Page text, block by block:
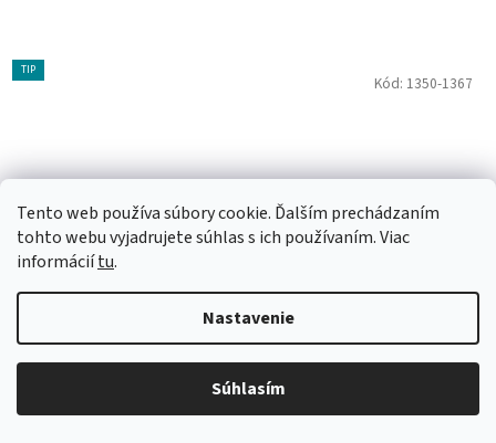
Tento web používa súbory cookie. Ďalším prechádzaním
tohto webu vyjadrujete súhlas s ich používaním. Viac
informáciítu.
Nastavenie
Súhlasím
TIP
Kód: 1350-1367